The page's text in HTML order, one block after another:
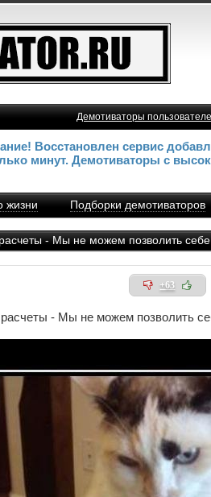
Демотиваторы
Восстановлен сервис
минут. Демотиваторы с
жизни Подборки демотиваторов
- Мы не можем позволить
+63
- Мы не можем позволить